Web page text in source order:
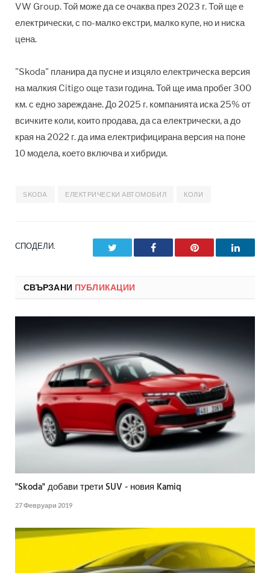
VW Group. Той може да се очаква през 2023 г. Той ще е
електрически, с по-малко екстри, малко купе, но и ниска
цена.
"Skoda" планира да пусне и изцяло електрическа версия
на малкия Citigo още тази година. Той ще има пробег 300
км. с едно зареждане. До 2025 г. компанията иска 25% от
всичките коли, които продава, да са електрически, а до
края на 2022 г. да има електрифицирана версия на поне
10 модела, което включва и хибриди.
SKODA ЕЛЕКТРИЧЕСКИ АВТОМОБИЛ КОЛИ
СПОДЕЛИ. Facebook Pinterest
СВЪРЗАНИ ПУБЛИКАЦИИ
"Skoda" добави трети SUV - новия Kamiq
27 Февруари 2019